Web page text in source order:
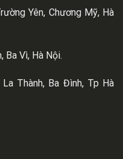
Yên, Chương Mỹ, Hà
Ba Vì, Hà Nội.
Thành, Ba Đình, Tp Hà